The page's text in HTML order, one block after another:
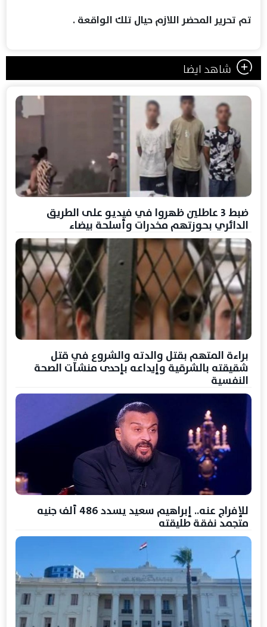
تم تحرير المحضر اللازم حيال تلك الواقعة .
شاهد ايضا
ضبط 3 عاطلين ظهروا في فيديو على الطريق
الدائري بحوزتهم مخدرات وأسلحة بيضاء
براءة المتهم بقتل والدته والشروع في قتل
شقيقته بالشرقية وإيداعه بإحدى منشآت الصحة
النفسية
للإفراج عنه.. إبراهيم سعيد يسدد 486 ألف جنيه
متجمد نفقة طليقته